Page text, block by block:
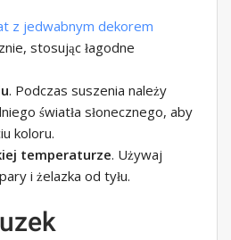
z jedwabnym dekorem
stosując łagodne
. Podczas suszenia należy
światła słonecznego, aby
koloru.
temperaturze. Używaj
i żelazka od tyłu.